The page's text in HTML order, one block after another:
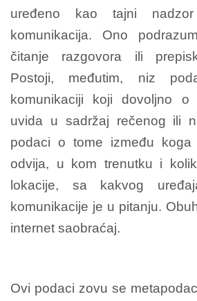
uređeno kao tajni
komunikacija. Ono
čitanje razgovora ili
Postoji, međutim, niz
komunikaciji koji dovoljno
uvida u sadržaj rečenog ili
podaci o tome između koga
odvija, u kom trenutku i
lokacije, sa kakvog
komunikacije je u pitanju.
internet saobraćaj.
Ovi podaci zovu se